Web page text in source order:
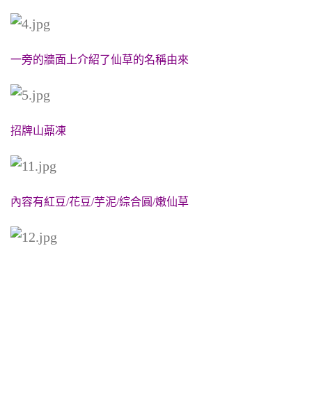
一旁的牆面上介紹了仙草的名稱由來
招牌山薡凍
內容有紅豆/花豆/芋泥/綜合圓/嫩仙草